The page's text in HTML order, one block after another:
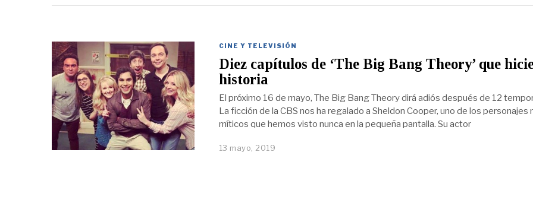
CINE Y TELEVISIÓN
Diez capítulos de ‘The Big Bang Theory’ que
historia
El próximo 16 de mayo, The Big Bang Theory dirá adiós después de 12
La ficción de la CBS nos ha regalado a Sheldon Cooper, uno de los personajes
míticos que hemos visto nunca en la pequeña pantalla. Su actor
13 mayo, 2019